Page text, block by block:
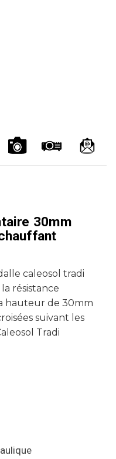
30mm
caleosol tradi
résistance
hauteur de 30mm
suivant les
Tradi